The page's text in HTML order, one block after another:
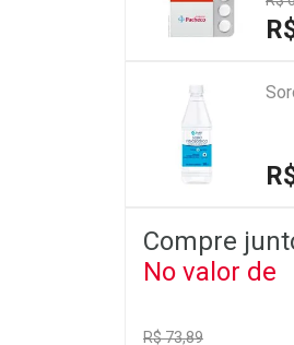
Compre
No valor de
R$ 73,89